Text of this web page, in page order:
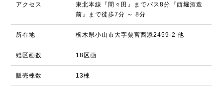
アクセス
東北本線『間々田』までバス8分『西堀酒造
前』まで徒歩7分 ～ 8分
所在地 栃木県小山市大字粟宮西添2459-2 他
総区画数 18区画
販売棟数 13棟